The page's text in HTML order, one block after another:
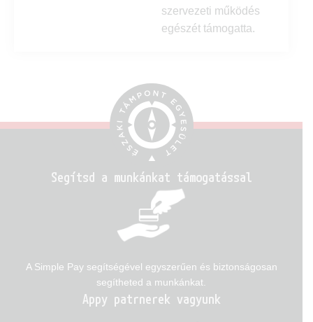
szervezeti működés
egészét támogatta.
Segítsd a munkánkat támogatással
A Simple Pay segítségével egyszerűen és biztonságosan
segítheted a munkánkat.
Appy patrnerek vagyunk